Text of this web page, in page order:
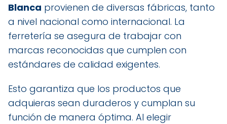
Blanca provienen de diversas fábricas, tanto
a nivel nacional como internacional. La
ferretería se asegura de trabajar con
marcas reconocidas que cumplen con
estándares de calidad exigentes.
Esto garantiza que los productos que
adquieras sean duraderos y cumplan su
función de manera óptima. Al elegir